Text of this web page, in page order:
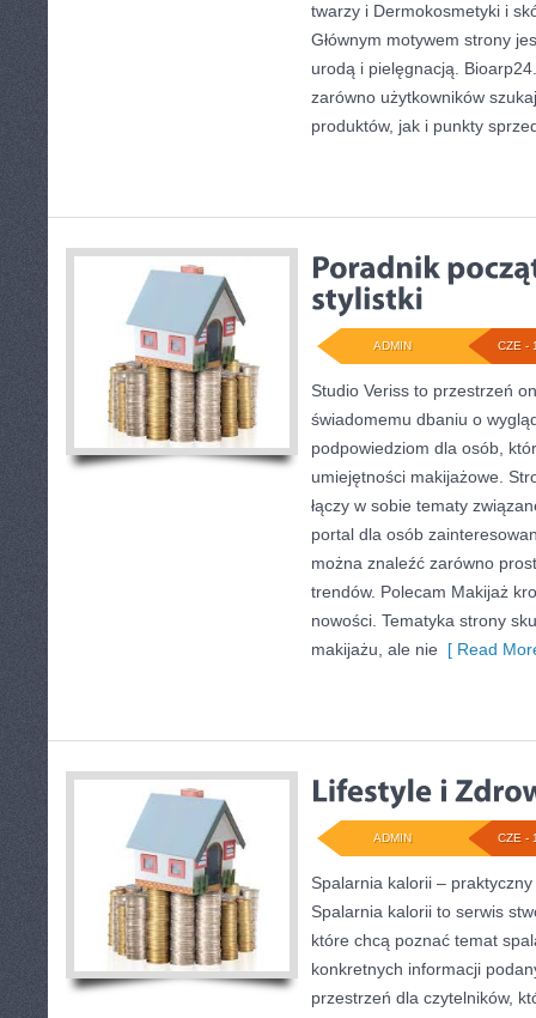
twarzy i Dermokosmetyki i
Głównym motywem strony
urodą i pielęgnacją.
zarówno użytkowników
produktów, jak i punkty
CZE -
ADMIN
Studio Veriss to przestrzeń
świadomemu dbaniu o
podpowiedziom dla osób,
umiejętności makijażowe.
łączy w sobie tematy
portal dla osób
można znaleźć zarówno
trendów. Polecam Makijaż
nowości. Tematyka strony
makijażu, ale nie [ Read
CZE -
ADMIN
Spalarnia kalorii –
Spalarnia kalorii to serwis
które chcą poznać temat
konkretnych informacji
przestrzeń dla czytelników,